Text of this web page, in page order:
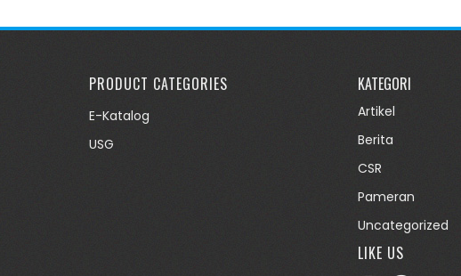
PRODUCT CATEGORIES
E-Katalog
USG
KATEGORI
Artikel
Berita
CSR
Pameran
Uncategorized
LIKE US